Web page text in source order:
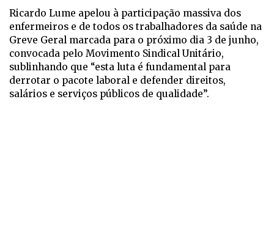
Ricardo Lume apelou à participação massiva dos
enfermeiros e de todos os trabalhadores da saúde na
Greve Geral marcada para o próximo dia 3 de junho,
convocada pelo Movimento Sindical Unitário,
sublinhando que “esta luta é fundamental para
derrotar o pacote laboral e defender direitos,
salários e serviços públicos de qualidade”.